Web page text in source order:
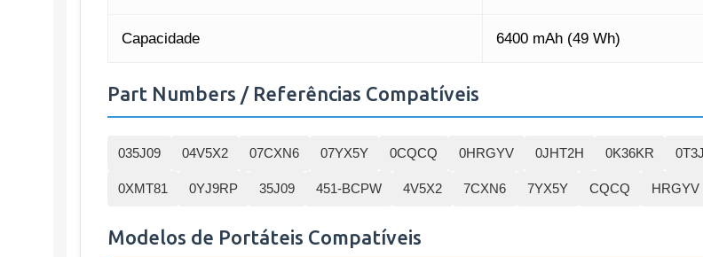
Capacidade 6400 mAh (49 Wh)
Part Numbers / Referências Compatíveis
035J09 04V5X2 07CXN6 07YX5Y 0CQCQ 0HRGYV 0JHT2H 0K36KR
0XMT81 0YJ9RP 35J09 451-BCPW 4V5X2 7CXN6 7YX5Y CQCQ HRGYV
Modelos de Portáteis Compatíveis